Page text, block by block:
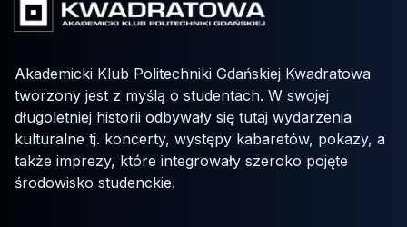
Akademicki Klub Politechniki Gdańskiej Kwadratowa
tworzony jest z myślą o studentach. W swojej
długoletniej historii odbywały się tutaj wydarzenia
kulturalne tj. koncerty, występy kabaretów, pokazy, a
także imprezy, które integrowały szeroko pojęte
środowisko studenckie.